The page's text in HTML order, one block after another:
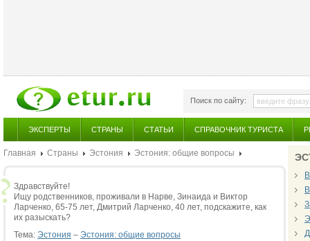
Поиск по сайту:
ЭКСПЕРТЫ СТРАНЫ СТАТЬИ СПРАВОЧНИК ТУРИСТА
Главная Страны Эстония Эстония: общие вопросы
Здравствуйте!
Ищу родственников, проживали в Нарве, Зинаида и Виктор
Ларченко, 65-75 лет, Дмитрий Ларченко, 40 лет, подскажите, как
их разыскать?
Тема: Эстония – Эстония: общие вопросы